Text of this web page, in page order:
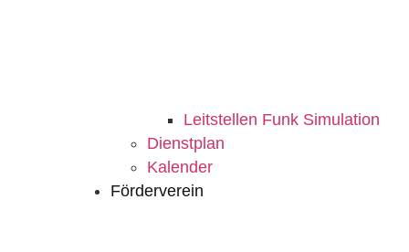
Leitstellen Funk Simulation
Dienstplan
Kalender
Förderverein